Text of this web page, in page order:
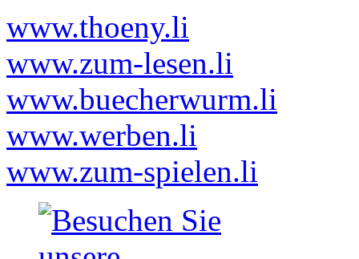
www.thoeny.li
www.zum-lesen.li
www.buecherwurm.li
www.werben.li
www.zum-spielen.li